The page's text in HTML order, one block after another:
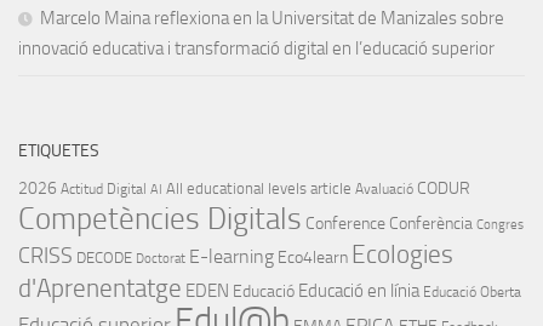
Marcelo Maina reflexiona en la Universitat de Manizales sobre
innovació educativa i transformació digital en l’educació superior
ETIQUETES
2026 Actitud Digital AI All educational levels article Avaluació CODUR
Competències Digitals Conference Conferència Congres
CRISS DECODE Doctorat E-learning Eco4learn Ecologies
d'Aprenentatge EDEN Educació Educació en línia Educació Oberta